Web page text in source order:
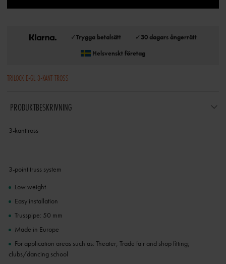
✓Trygga betalsätt ✓30 dagars ångerrätt
Helsvenskt företag
TRILOCK E-GL 3-KANT TROSS
PRODUKTBESKRIVNING
3-kanttross
3-point truss system
Low weight
Easy installation
Trusspipe: 50 mm
Made in Europe
For application areas such as: Theater; Trade fair and shop fitting;
clubs/dancing school